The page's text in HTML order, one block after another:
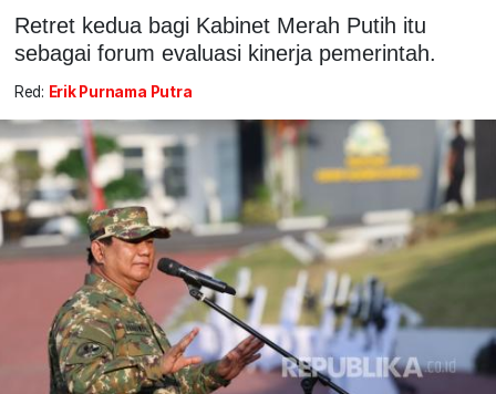
Retret kedua bagi Kabinet Merah Putih itu
sebagai forum evaluasi kinerja pemerintah.
Red: Erik Purnama Putra